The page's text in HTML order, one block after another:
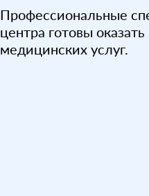
Профессиональные
центра готовы
медицинских услуг.